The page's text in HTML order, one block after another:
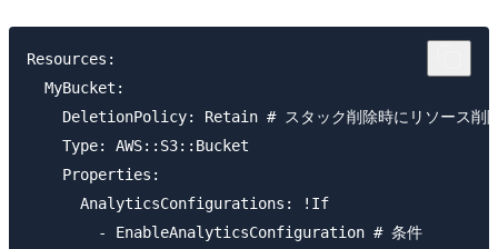
Resources:
  MyBucket:
DeletionPolicy: Retain # スタック削除時にリソース削
    Type: AWS::S3::Bucket
    Properties:
      AnalyticsConfigurations: !If
        - EnableAnalyticsConfiguration # 条件